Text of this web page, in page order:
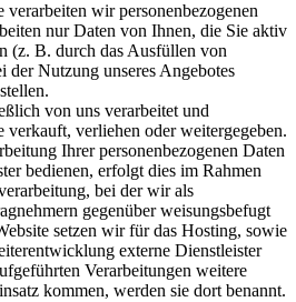
verarbeiten wir personenbezogenen
nur Daten von Ihnen, die Sie aktiv
(z. B. durch das Ausfüllen von
der Nutzung unseres Angebotes
von uns verarbeitet und
verliehen oder weitergegeben.
Ihrer personenbezogenen Daten
bedienen, erfolgt dies im Rahmen
bei der wir als
gegenüber weisungsbefugt
setzen wir für das Hosting, sowie
externe Dienstleister
Verarbeitungen weitere
kommen, werden sie dort benannt.